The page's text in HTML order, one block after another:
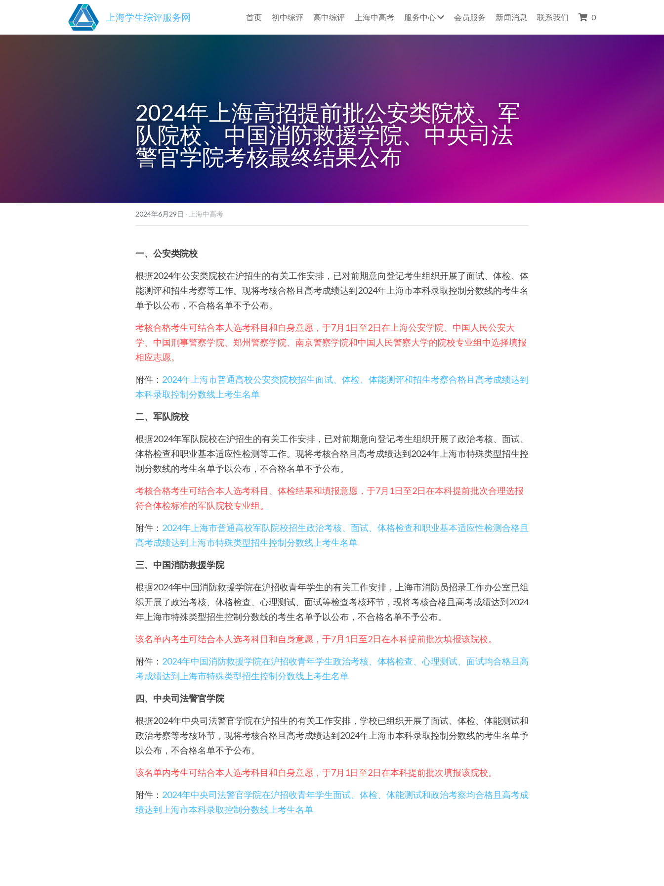
上海学生综评服务网 首页 初中综评 高中综评 上海中高考 服务中心 会员服务 新闻消息 联系我们 0
2024年上海高招提前批公安类院校、军
队院校、中国消防救援学院、中央司法
警官学院考核最终结果公布
2024年6月29日 · 上海中高考
一、公安类院校
根据2024年公安类院校在沪招生的有关工作安排，已对前期意向登记考生组织开展了面试、体检、体
能测评和招生考察等工作。现将考核合格且高考成绩达到2024年上海市本科录取控制分数线的考生名
单予以公布，不合格名单不予公布。
考核合格考生可结合本人选考科目和自身意愿，于7月1日至2日在上海公安学院、中国人民公安大
学、中国刑事警察学院、郑州警察学院、南京警察学院和中国人民警察大学的院校专业组中选择填报
相应志愿。
附件： 2024年上海市普通高校公安类院校招生面试、体检、体能测评和招生考察合格且高考成绩达到
本科录取控制分数线上考生名单
二、军队院校
根据2024年军队院校在沪招生的有关工作安排，已对前期意向登记考生组织开展了政治考核、面试、
体格检查和职业基本适应性检测等工作。现将考核合格且高考成绩达到2024年上海市特殊类型招生控
制分数线的考生名单予以公布，不合格名单不予公布。
考核合格考生可结合本人选考科目、体检结果和填报意愿，于7月1日至2日在本科提前批次合理选报
符合体检标准的军队院校专业组。
附件： 2024年上海市普通高校军队院校招生政治考核、面试、体格检查和职业基本适应性检测合格且
高考成绩达到上海市特殊类型招生控制分数线上考生名单
三、中国消防救援学院
根据2024年中国消防救援学院在沪招收青年学生的有关工作安排，上海市消防员招录工作办公室已组
织开展了政治考核、体格检查、心理测试、面试等检查考核环节，现将考核合格且高考成绩达到2024
年上海市特殊类型招生控制分数线的考生名单予以公布，不合格名单不予公布。
该名单内考生可结合本人选考科目和自身意愿，于7月1日至2日在本科提前批次填报该院校。
附件： 2024年中国消防救援学院在沪招收青年学生政治考核、体格检查、心理测试、面试均合格且高
考成绩达到上海市特殊类型招生控制分数线上考生名单
四、中央司法警官学院
根据2024年中央司法警官学院在沪招生的有关工作安排，学校已组织开展了面试、体检、体能测试和
政治考察等考核环节，现将考核合格且高考成绩达到2024年上海市本科录取控制分数线的考生名单予
以公布，不合格名单不予公布。
该名单内考生可结合本人选考科目和自身意愿，于7月1日至2日在本科提前批次填报该院校。
附件： 2024年中央司法警官学院在沪招收青年学生面试、体检、体能测试和政治考察均合格且高考成
绩达到上海市本科录取控制分数线上考生名单